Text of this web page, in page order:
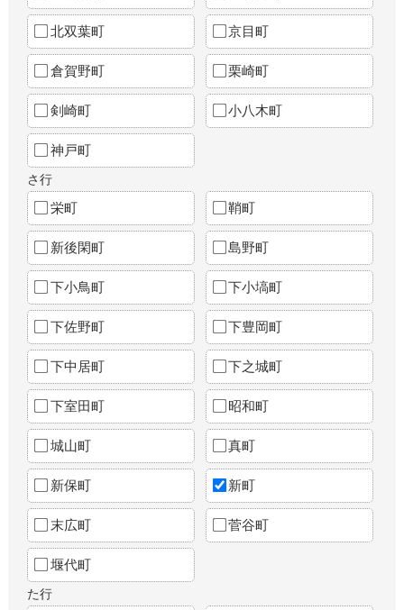
北双葉町 京目町
倉賀野町 栗崎町
剣崎町 小八木町
神戸町
さ行
栄町 鞘町
新後閑町 島野町
下小鳥町 下小塙町
下佐野町 下豊岡町
下中居町 下之城町
下室田町 昭和町
城山町 真町
新保町 新町
末広町 菅谷町
堰代町
た行